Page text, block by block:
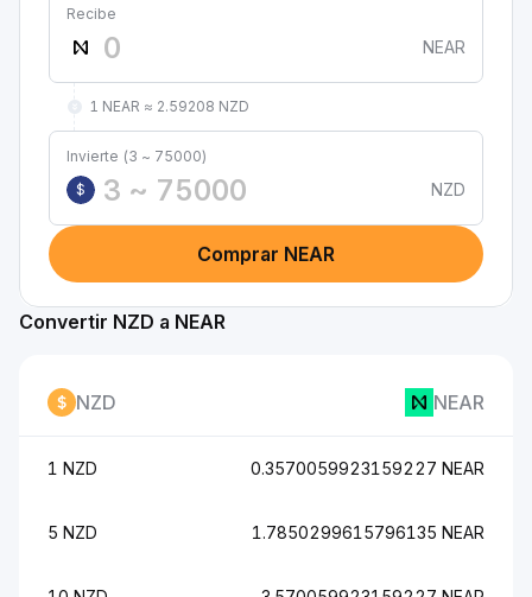
Recibe
NEAR
1 NEAR ≈ 2.59208 NZD
Invierte (3 ~ 75000)
$
NZD
Comprar NEAR
Convertir NZD a NEAR
NZD NEAR
1 NZD 0.3570059923159227 NEAR
5 NZD 1.7850299615796135 NEAR